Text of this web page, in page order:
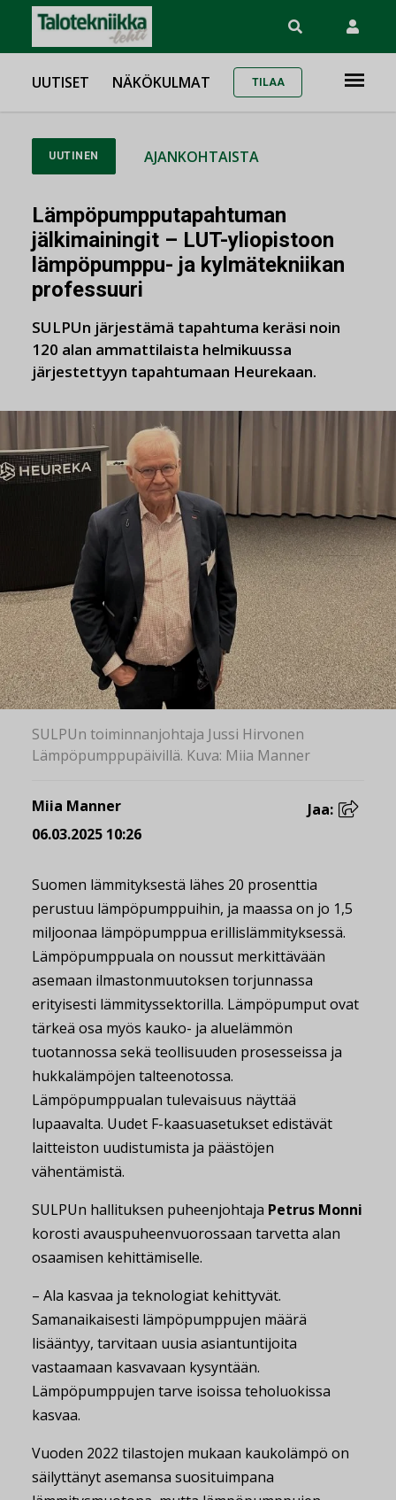
UUTISET NÄKÖKULMAT TILAA
UUTINEN AJANKOHTAISTA
Lämpöpumpputapahtuman
jälkimainingit – LUT-yliopistoon
lämpöpumppu- ja kylmätekniikan
professuuri
SULPUn järjestämä tapahtuma keräsi noin
120 alan ammattilaista helmikuussa
järjestettyyn tapahtumaan Heurekaan.
SULPUn toiminnanjohtaja Jussi Hirvonen
Lämpöpumppupäivillä. Kuva: Miia Manner
Miia Manner
06.03.2025 10:26
Jaa:
Suomen lämmityksestä lähes 20 prosenttia
perustuu lämpöpumppuihin, ja maassa on jo 1,5
miljoonaa lämpöpumppua erillislämmityksessä.
Lämpöpumppuala on noussut merkittävään
asemaan ilmastonmuutoksen torjunnassa
erityisesti lämmityssektorilla. Lämpöpumput ovat
tärkeä osa myös kauko- ja aluelämmön
tuotannossa sekä teollisuuden prosesseissa ja
hukkalämpöjen talteenotossa.
Lämpöpumppualan tulevaisuus näyttää
lupaavalta. Uudet F-kaasuasetukset edistävät
laitteiston uudistumista ja päästöjen
vähentämistä.
SULPUn hallituksen puheenjohtaja Petrus Monni
korosti avauspuheenvuorossaan tarvetta alan
osaamisen kehittämiselle.
– Ala kasvaa ja teknologiat kehittyvät.
Samanaikaisesti lämpöpumppujen määrä
lisääntyy, tarvitaan uusia asiantuntijoita
vastaamaan kasvavaan kysyntään.
Lämpöpumppujen tarve isoissa teholuokissa
kasvaa.
Vuoden 2022 tilastojen mukaan kaukolämpö on
säilyttänyt asemansa suosituimpana